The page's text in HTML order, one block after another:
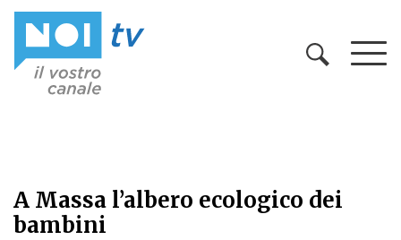
A Massa l’albero ecologico dei
bambini